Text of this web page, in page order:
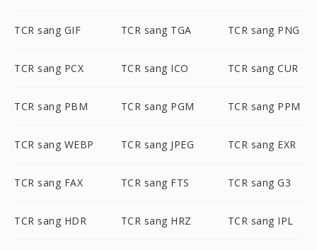
TCR sang GIF TCR sang TGA TCR sang PNG
TCR sang PCX TCR sang ICO TCR sang CUR
TCR sang PBM TCR sang PGM TCR sang PPM
TCR sang WEBP TCR sang JPEG TCR sang EXR
TCR sang FAX TCR sang FTS TCR sang G3
TCR sang HDR TCR sang HRZ TCR sang IPL